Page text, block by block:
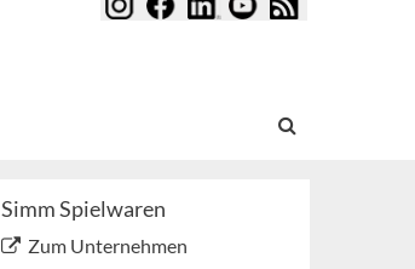
Simm Spielwaren
Zum Unternehmen